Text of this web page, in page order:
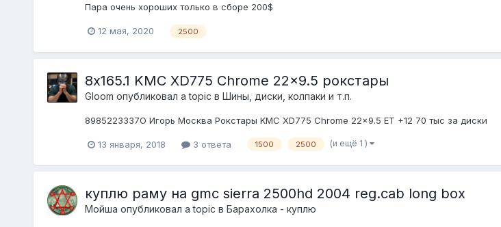
Пара очень хороших только в сборе 200$
12 мая, 2020 2500
8х165.1 KMC XD775 Chrome 22x9.5 рокстары
Gloom опубликовал a topic в Шины, диски, колпаки и т.п.
898522ЗЗЗ7О Игорь Москва Рокстары KMC XD775 Chrome 22x9.5 ET +12 70 тыс за диски
13 января, 2018 3 ответа 1500 2500 (и ещё 1 )
куплю раму на gmc sierra 2500hd 2004 reg.cab long box
Мойша опубликовал a topic в Барахолка - куплю